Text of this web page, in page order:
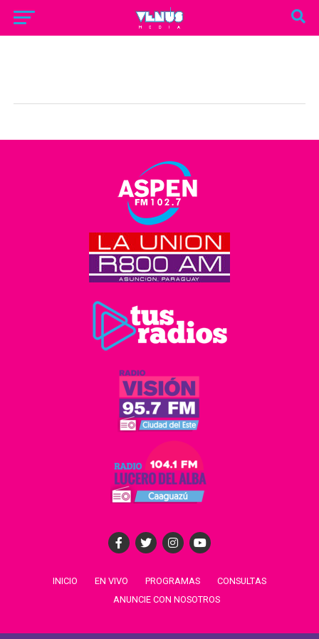
INICIO EN VIVO PROGRAMAS
CONSULTAS
ANUNCIE CON NOSOTROS